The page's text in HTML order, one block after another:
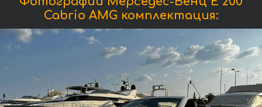
Cabrio AMG комплектация: